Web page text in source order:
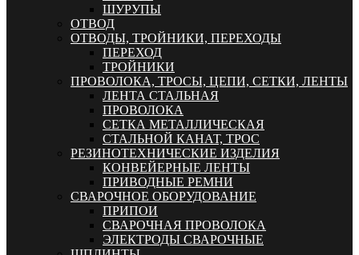
ШУРУПЫ
ОТВОД
ОТВОДЫ, ТРОЙНИКИ, ПЕРЕХОДЫ
ПЕРЕХОД
ТРОЙНИКИ
ПРОВОЛОКА, ТРОСЫ, ЦЕПИ, СЕТКИ, ЛЕНТЫ
ЛЕНТА СТАЛЬНАЯ
ПРОВОЛОКА
СЕТКА МЕТАЛЛИЧЕСКАЯ
СТАЛЬНОЙ КАНАТ, ТРОС
РЕЗИНОТЕХНИЧЕСКИЕ ИЗДЕЛИЯ
КОНВЕЙЕРНЫЕ ЛЕНТЫ
ПРИВОДНЫЕ РЕМНИ
СВАРОЧНОЕ ОБОРУДОВАНИЕ
ПРИПОИ
СВАРОЧНАЯ ПРОВОЛОКА
ЭЛЕКТРОДЫ СВАРОЧНЫЕ